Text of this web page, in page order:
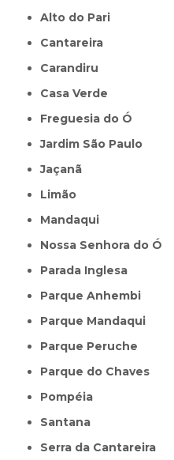
Alto do Pari
Cantareira
Carandiru
Casa Verde
Freguesia do Ó
Jardim São Paulo
Jaçanã
Limão
Mandaqui
Nossa Senhora do Ó
Parada Inglesa
Parque Anhembi
Parque Mandaqui
Parque Peruche
Parque do Chaves
Pompéia
Santana
Serra da Cantareira